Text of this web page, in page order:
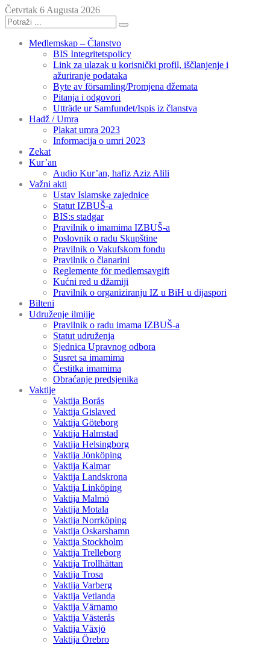
Četvrtak 6 Augusta 2026
Medlemskap – Članstvo
BIS Integritetspolicy
Link za ulazak u korisnički profil, iščlanjenje i
ažuriranje podataka
Byte av församling/Promjena džemata
Pitanja i odgovori
Utträde ur Samfundet/Ispis iz članstva
Hadž / Umra
Plakat umra 2023
Informacija o umri 2023
Zekat
Kur’an
Audio Kur’an, hafiz Aziz Alili
Važni akti
Ustav Islamske zajednice
Statut IZBUŠ-a
BIS:s stadgar
Pravilnik o imamima IZBUŠ-a
Poslovnik o radu Skupštine
Pravilnik o Vakufskom fondu
Pravilnik o članarini
Reglemente för medlemsavgift
Kućni red u džamiji
Pravilnik o organiziranju IZ u BiH u dijaspori
Bilteni
Udruženje ilmijje
Pravilnik o radu imama IZBUŠ-a
Statut udruženja
Sjednica Upravnog odbora
Susret sa imamima
Čestitka imamima
Obraćanje predsjenika
Vaktije
Vaktija Borås
Vaktija Gislaved
Vaktija Göteborg
Vaktija Halmstad
Vaktija Helsingborg
Vaktija Jönköping
Vaktija Kalmar
Vaktija Landskrona
Vaktija Linköping
Vaktija Malmö
Vaktija Motala
Vaktija Norrköping
Vaktija Oskarshamn
Vaktija Stockholm
Vaktija Trelleborg
Vaktija Trollhättan
Vaktija Trosa
Vaktija Varberg
Vaktija Vetlanda
Vaktija Värnamo
Vaktija Västerås
Vaktija Växjö
Vaktija Örebro